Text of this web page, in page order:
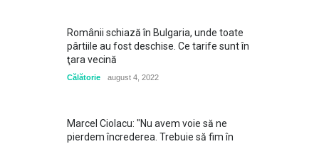
Românii schiază în Bulgaria, unde toate
pârtiile au fost deschise. Ce tarife sunt în
ţara vecină
Călătorie august 4, 2022
Marcel Ciolacu: "Nu avem voie să ne
pierdem încrederea. Trebuie să fim în